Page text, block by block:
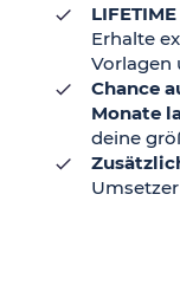
Erhalte
Vorlagen
Chance
Monate
deine